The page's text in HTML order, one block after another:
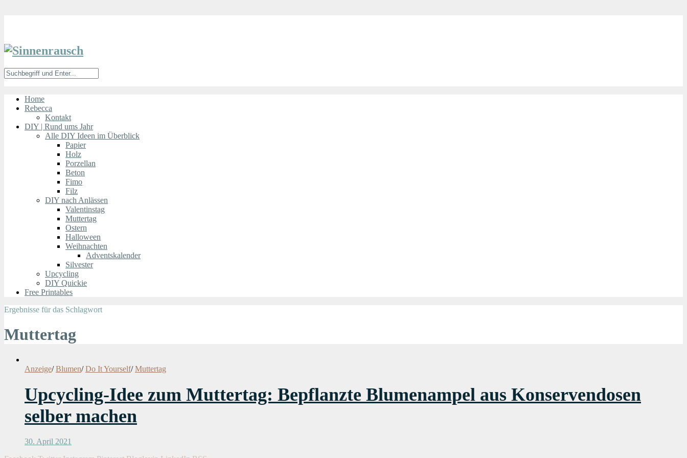
Home
Rebecca
Kontakt
DIY | Rund ums Jahr
Alle DIY Ideen im Überblick
Papier
Holz
Porzellan
Beton
Fimo
Filz
DIY nach Anlässen
Valentinstag
Muttertag
Ostern
Halloween
Weihnachten
Adventskalender
Silvester
Upcycling
DIY Quickie
Free Printables
Ergebnisse für das Schlagwort
Muttertag
Anzeige/ Blumen/ Do It Yourself/ Muttertag
Upcycling-Idee zum Muttertag: Bepflanzte Blumenampel aus Konservendosen
selber machen
30. April 2021